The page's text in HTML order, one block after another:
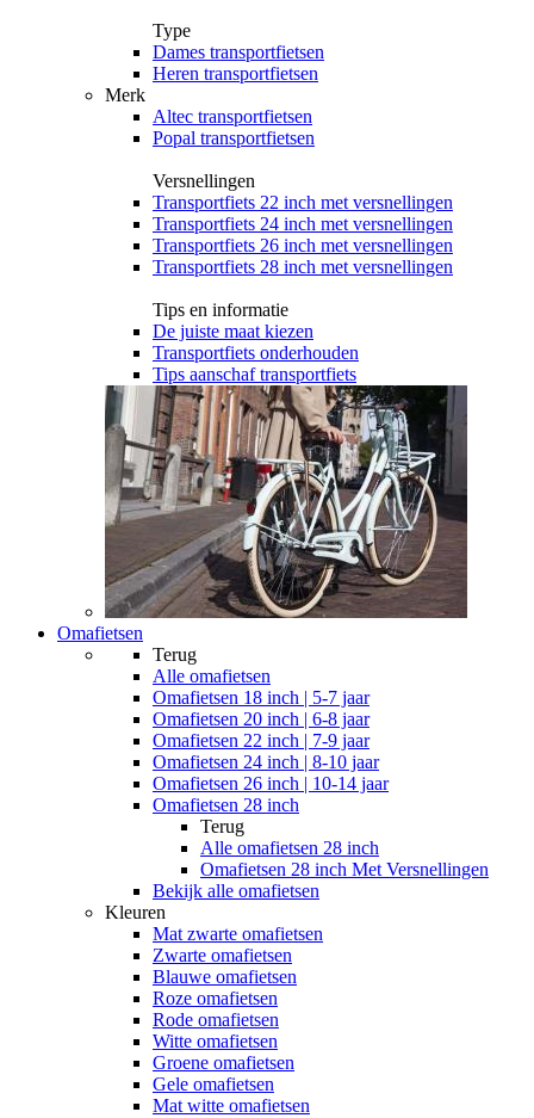
Type
Dames transportfietsen
Heren transportfietsen
Merk
Altec transportfietsen
Popal transportfietsen
Versnellingen
Transportfiets 22 inch met versnellingen
Transportfiets 24 inch met versnellingen
Transportfiets 26 inch met versnellingen
Transportfiets 28 inch met versnellingen
Tips en informatie
De juiste maat kiezen
Transportfiets onderhouden
Tips aanschaf transportfiets
Omafietsen
Terug
Alle omafietsen
Omafietsen 18 inch | 5-7 jaar
Omafietsen 20 inch | 6-8 jaar
Omafietsen 22 inch | 7-9 jaar
Omafietsen 24 inch | 8-10 jaar
Omafietsen 26 inch | 10-14 jaar
Omafietsen 28 inch
Terug
Alle omafietsen 28 inch
Omafietsen 28 inch Met Versnellingen
Bekijk alle omafietsen
Kleuren
Mat zwarte omafietsen
Zwarte omafietsen
Blauwe omafietsen
Roze omafietsen
Rode omafietsen
Witte omafietsen
Groene omafietsen
Gele omafietsen
Mat witte omafietsen